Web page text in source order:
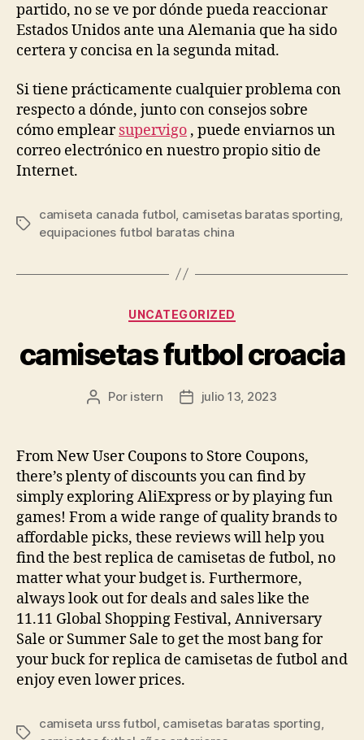
partido, no se ve por dónde pueda reaccionar
Estados Unidos ante una Alemania que ha sido
certera y concisa en la segunda mitad.
Si tiene prácticamente cualquier problema con
respecto a dónde, junto con consejos sobre
cómo emplearsupervigo , puede enviarnos un
correo electrónico en nuestro propio sitio de
Internet.
Etiquetas
camiseta canada futbol camisetas baratas sporting
equipaciones futbol baratas china
Categorías
UNCATEGORIZED
camisetas futbol croacia
Autor
entrada
Por istern
Fecha
entrada
julio 13, 2023
From New User Coupons to Store Coupons,
there’s plenty of discounts you can find by
simply exploring AliExpress or by playing fun
games! From a wide range of quality brands to
affordable picks, these reviews will help you
find the best replica de camisetas de futbol, no
matter what your budget is. Furthermore,
always look out for deals and sales like the
11.11 Global Shopping Festival, Anniversary
Sale or Summer Sale to get the most bang for
your buck for replica de camisetas de futbol and
enjoy even lower prices.
Etiquetas
camiseta urss futbol, camisetas baratas sporting,